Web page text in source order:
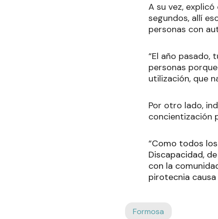
A su vez,
segundos, allí
personas con
“El año
personas
utilización, que
Por otro lado,
concientización
“Como todos
Discapacidad,
con la
pirotecnia causa
Formosa